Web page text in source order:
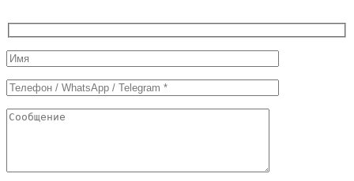
Служебные
поля
формы